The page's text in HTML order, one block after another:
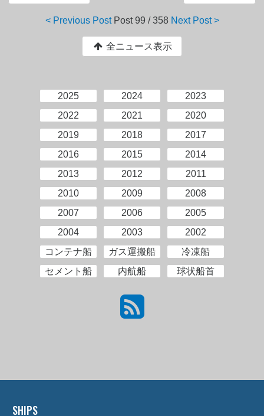
< Previous Post Post99 / 358 Next Post >
全ニュース表示
2025 2024
2023
2022
2021
2020
2019
2018
2017
2016
2015
2014
2013
2012
2011
2010
2009
2008
2007
2006
2005
2004
2003
2002
コンテナ船
ガス運搬船
冷凍船
セメント船
内航船 球状船首
SHIPS